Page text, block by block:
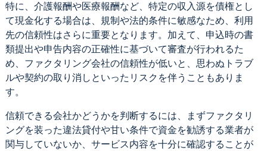
特に、介護報酬や医療報酬など、特定の収入源を債権とし
て現金化する場合は、規制や法的条件に敏感なため、利用
先の信頼性はさらに重要となります。加えて、申込時の書
類提出や申告内容の正確性に基づいて審査が行われるた
め、ファクタリング会社の信頼性が低いと、思わぬトラブ
ルや契約の取り消しといったリスクを伴うこともありま
す。
信頼できる会社かどうかを判断するには、まずファクタリ
ングを装った違法貸付や甘い条件で資金を勧誘する業者が
関与していないか、サービス内容を十分に確認することが